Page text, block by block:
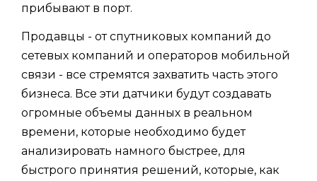
прибывают в порт.
Продавцы - от спутниковых компаний до
сетевых компаний и операторов мобильной
связи - все стремятся захватить часть этого
бизнеса. Все эти датчики будут создавать
огромные объемы данных в реальном
времени, которые необходимо будет
анализировать намного быстрее, для
быстрого принятия решений, которые, как